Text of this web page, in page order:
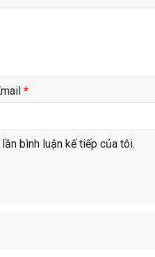
*
bình luận kế tiếp của tôi.